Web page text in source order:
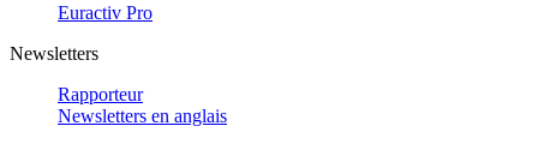
Euractiv Pro
Newsletters
Rapporteur
Newsletters en anglais